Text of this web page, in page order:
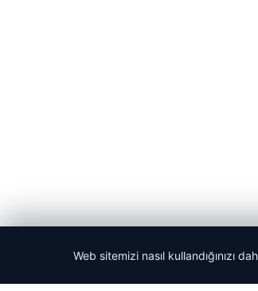
© 2026 Son Dakika Net – Güncel
Web sitemizi nasıl kullandığınızı